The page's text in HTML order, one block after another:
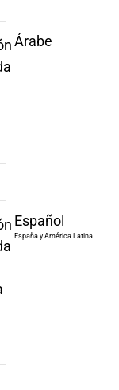
Árabe
Español
España y América Latina